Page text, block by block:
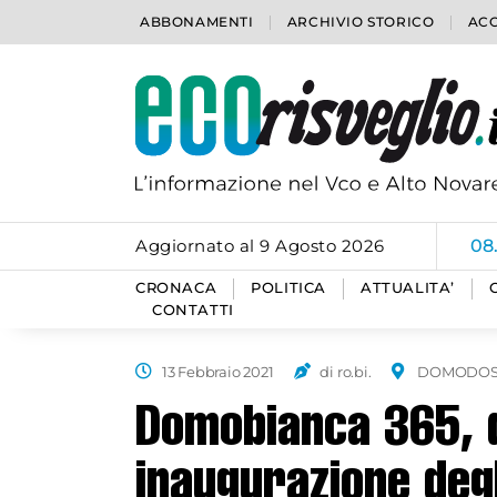
ABBONAMENTI ARCHIVIO STORICO
Aggiornato al 9 Agosto 2026
CRONACA POLITICA ATTUALITA’
CONTATTI
13 Febbraio 2021 di ro.bi.
Domobianca